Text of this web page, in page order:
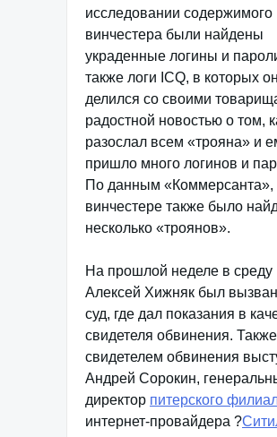
исследовании содержимого
винчестера были найдены
украденные логины и
также логи ICQ, в которых он
делился со своими
радостной новостью о том,
разослал всем «трояна» и
пришло много логинов и
По данным «Коммерсанта»,
винчестере также было
несколько «троянов».
На прошлой неделе в среду
Алексей Хижняк был
суд, где дал показания в
свидетеля обвинения. Также
свидетелем обвинения
Андрей Сорокин,
директор питерского
интернет-провайдера ?